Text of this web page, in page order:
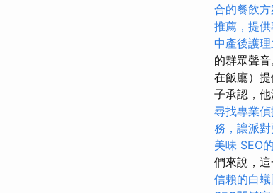
合的餐飲方
推薦，提
中產後護
的群眾聲
在飯廳）
子承認，
尋找專業
務，讓派
美味 SEO
們來說，
信賴的白